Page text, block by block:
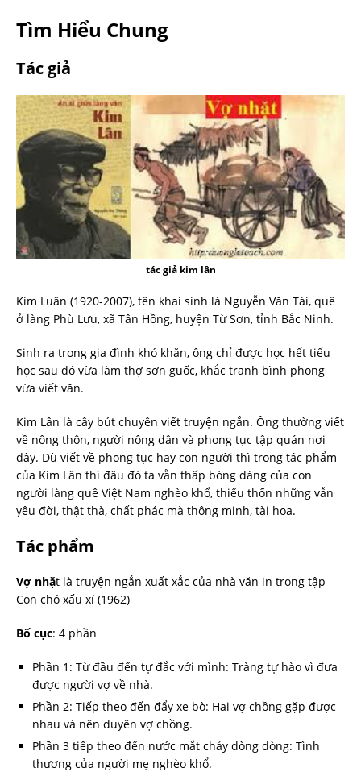
Tìm Hiểu Chung
Tác giả
tác giả kim lân
Kim Luân (1920-2007), tên khai sinh là Nguyễn Văn Tài, quê
ở làng Phù Lưu, xã Tân Hồng, huyện Từ Sơn, tỉnh Bắc Ninh.
Sinh ra trong gia đình khó khăn, ông chỉ được học hết tiểu
học sau đó vừa làm thợ sơn guốc, khắc tranh bình phong
vừa viết văn.
Kim Lân là cây bút chuyên viết truyện ngắn. Ông thường viết
về nông thôn, người nông dân và phong tục tập quán nơi
đây. Dù viết về phong tục hay con người thì trong tác phẩm
của Kim Lân thì đâu đó ta vẫn thấp bóng dáng của con
người làng quê Việt Nam nghèo khổ, thiếu thốn những vẫn
yêu đời, thật thà, chất phác mà thông minh, tài hoa.
Tác phẩm
Vợ nhặt là truyện ngắn xuất xắc của nhà văn in trong tập
Con chó xấu xí (1962)
Bố cục: 4 phần
Phần 1: Từ đầu đến tự đắc với mình: Tràng tự hào vì đưa
được người vợ về nhà.
Phần 2: Tiếp theo đến đẩy xe bò: Hai vợ chồng gặp được
nhau và nên duyên vợ chồng.
Phần 3 tiếp theo đến nước mắt chảy dòng dòng: Tình
thương của người mẹ nghèo khổ.